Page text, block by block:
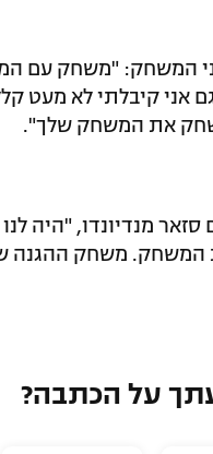
המשחק: "משחק עם
אני קיבלתי לא מעט
את המשחק שלך".
מנדיונדו, "היה
המשחק. משחק ההגנה
על הכתבה?